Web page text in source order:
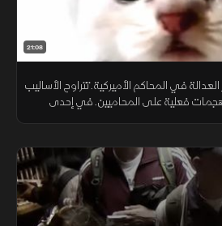
21:08
في المحاكم الأميركية. تتراوح الأساليب
هجمات فعلية على المحاميين. في إحدى